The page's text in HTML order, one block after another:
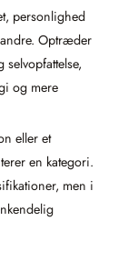
personlighed
Optræder
selvopfattelse,
og mere
eller et
en kategori.
men i